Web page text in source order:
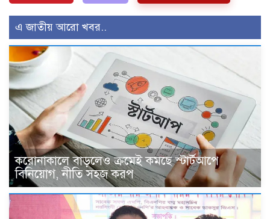
এ জাতীয় আরো খবর..
করোনাকালে বাড়লেও ক্রমেই কমছে স্টার্টআপে
বিনিয়োগ, নীতি সহজ করপ